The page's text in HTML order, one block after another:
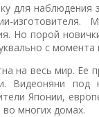
для наблюдения
Но порой
с
на весь мир. Ее
под
Японии,
многих домах.